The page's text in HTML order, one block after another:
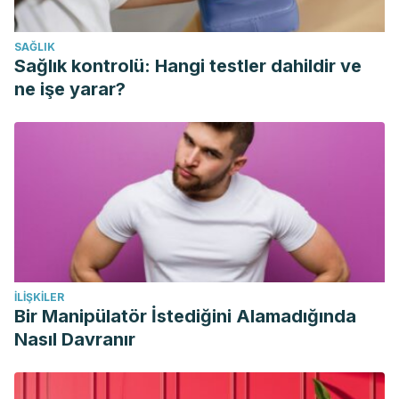
Nazzaro F, Fratianni F, Coppola R, Feo V. Essential Oils and
Antifungal Activity.Pharmaceuticals (Basel). 2017;10(4):86.
Published 2017 Nov 2. doi:10.3390/ph10040086
Leyva-López N, Gutiérrez-Grijalva EP, Vazquez-Olivo G,
Heredia JB. Essential Oils of Oregano: Biological Activity
beyond Their Antimicrobial Properties.
2017;22(6):989. Published 2017 Jun 14.
Hamman, J. H. (2008, August). Composition and
applications of Aloe vera leaf gel.
Molecules.
Bode AM, Dong Z. The Amazing and Mighty Ginger. In:
Benzie IFF, Wachtel-Galor S, editors. Herbal Medicine:
Biomolecular and Clinical Aspects. 2nd edition. Boca Raton
(FL): CRC Press/Taylor & Francis; 2011. Chapter 7.
SAĞLIK
Sağlık kontrolü: Hangi testler dahildir ve
ne işe yarar?
İLIŞKILER
Bir Manipülatör İstediğini Alamadığında
Nasıl Davranır